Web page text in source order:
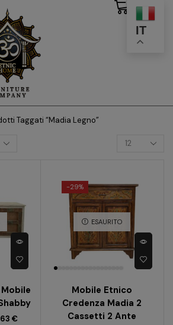
IT
Taggati “Madia Legno”
€
-29%
ESAURITO
Mobile Etnico
Credenza Madia 2
Cassetti 2 Ante